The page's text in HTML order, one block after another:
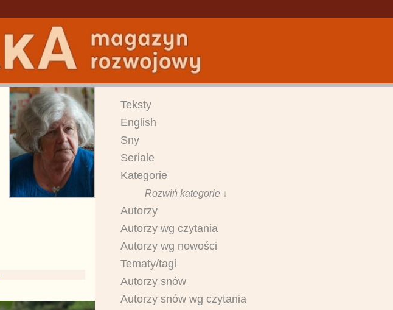
Teksty
English
Sny
Seriale
Kategorie
Rozwiń kategorie ↓
Autorzy
Autorzy wg czytania
Autorzy wg nowości
Tematy/tagi
Autorzy snów
Autorzy snów wg czytania